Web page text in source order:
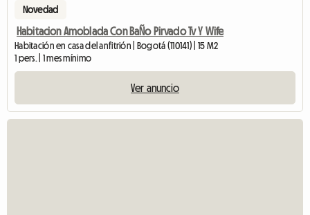
Novedad
Habitacion Amoblada Con BaÑo Pirvado Tv Y Wife
Habitación en casa del anfitrión | Bogotá (110141) | 15 M2
1 pers. | 1 mes mínimo
Ver anuncio